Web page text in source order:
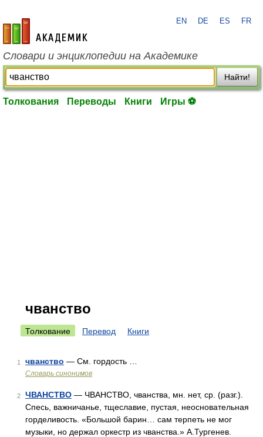
academic.ru
EN DE ES FR
Словари и энциклопедии на Академике
Найти!
Толкования Переводы Книги Игры ⚽
чванство
Толкование Перевод Книги
1 чванство — См. гордость …
Словарь синонимов
2 ЧВАНСТВО — ЧВАНСТВО, чванства, мн. нет, ср. (разг.).
Спесь, важничанье, тщеславие, пустая, неосновательная
горделивость. «Большой барин… сам терпеть не мог
музыки, но держал оркестр из чванства.» А.Тургенев.